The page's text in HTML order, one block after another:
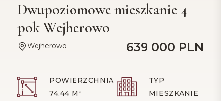
Dwupoziomowe mieszkanie 4
pok Wejherowo
Wejherowo 639 000 PLN
POWIERZCHNIA
74.44 M²
TYP
MIESZKANIE